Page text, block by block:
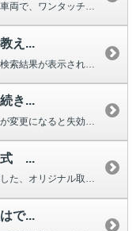
パワーウインドウにオート開閉機能が付いた車両で、ワンタッチで完全に閉じ...
え...
き...
メーカー保証は、保証書に記載された使用者が変更になると失効しますが、車両の...
式 ...
このページでは、お客様相談センターで作成した、オリジナル取扱説明動画を掲載...
で...